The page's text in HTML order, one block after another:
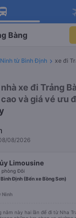
app Vexere ngay!
ưu đãi thành viên độc
Vexere
khi đặt vé máy bay qua
Bàng
từ Bình Định
xe đi
xe đi Trảng
và giá vé ưu
08/2026
Limousine
phòng Đôi
Định (Bến xe Bồng Sơn)
Ninh
nằm này hai lần để đi từ Nha